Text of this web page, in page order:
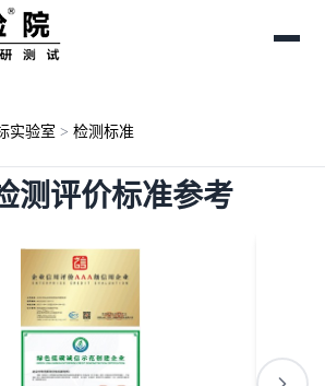
实验室 > 检测标准
测评价标准参考